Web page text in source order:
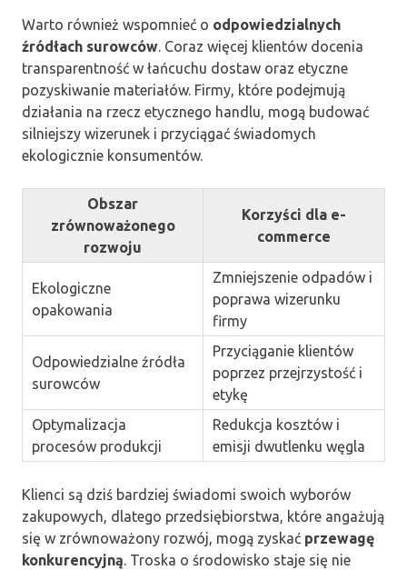
Warto również wspomnieć o odpowiedzialnych
źródłach surowców. Coraz więcej klientów docenia
transparentność w łańcuchu dostaw oraz etyczne
pozyskiwanie materiałów. Firmy, które podejmują
działania na rzecz etycznego handlu, mogą budować
silniejszy wizerunek i przyciągać świadomych
ekologicznie konsumentów.
Obszar
zrównoważonego
rozwoju
Korzyści dla e-
commerce
Ekologiczne
opakowania
Zmniejszenie odpadów i
poprawa wizerunku
firmy
Odpowiedzialne źródła
surowców
Przyciąganie klientów
poprzez przejrzystość i
etykę
Optymalizacja
procesów produkcji
Redukcja kosztów i
emisji dwutlenku węgla
Klienci są dziś bardziej świadomi swoich wyborów
zakupowych, dlatego przedsiębiorstwa, które angażują
się w zrównoważony rozwój, mogą zyskać przewagę
konkurencyjną. Troska o środowisko staje się nie